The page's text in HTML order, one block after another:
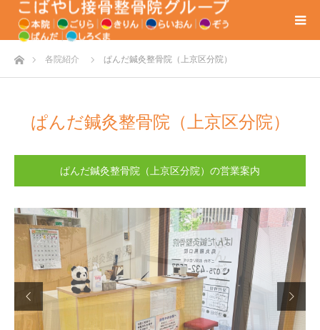
ホーム各院紹介 ぱんだ鍼灸整骨院（上京区分院）
ぱんだ鍼灸整骨院（上京区分院）
ぱんだ鍼灸整骨院（上京区分院）の営業案内
 